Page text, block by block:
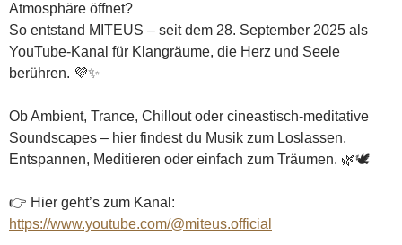
Atmosphäre öffnet?
So entstand MITEUS – seit dem 28. September 2025 als
YouTube-Kanal für Klangräume, die Herz und Seele
berühren. 💜✨
Ob Ambient, Trance, Chillout oder cineastisch-meditative
Soundscapes – hier findest du Musik zum Loslassen,
Entspannen, Meditieren oder einfach zum Träumen. 🌿🕊️
👉 Hier geht’s zum Kanal:
https://www.youtube.com/@miteus.official